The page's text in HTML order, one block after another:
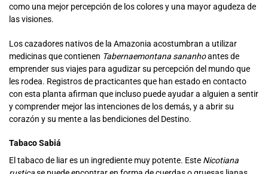
como una mejor percepción de los colores y una mayor agudeza de
las visiones.
Los cazadores nativos de la Amazonia acostumbran a utilizar
medicinas que contienen Tabernaemontana sananhoantes de
emprender sus viajes para agudizar su percepción del mundo que
les rodea. Registros de practicantes que han estado en contacto
con esta planta afirman que incluso puede ayudar a alguien a sentir
y comprender mejor las intenciones de los demás, y a abrir su
corazón y su mente a las bendiciones del Destino.
Tabaco Sabiá
El tabaco de liar es un ingrediente muy potente. Este Nicotiana